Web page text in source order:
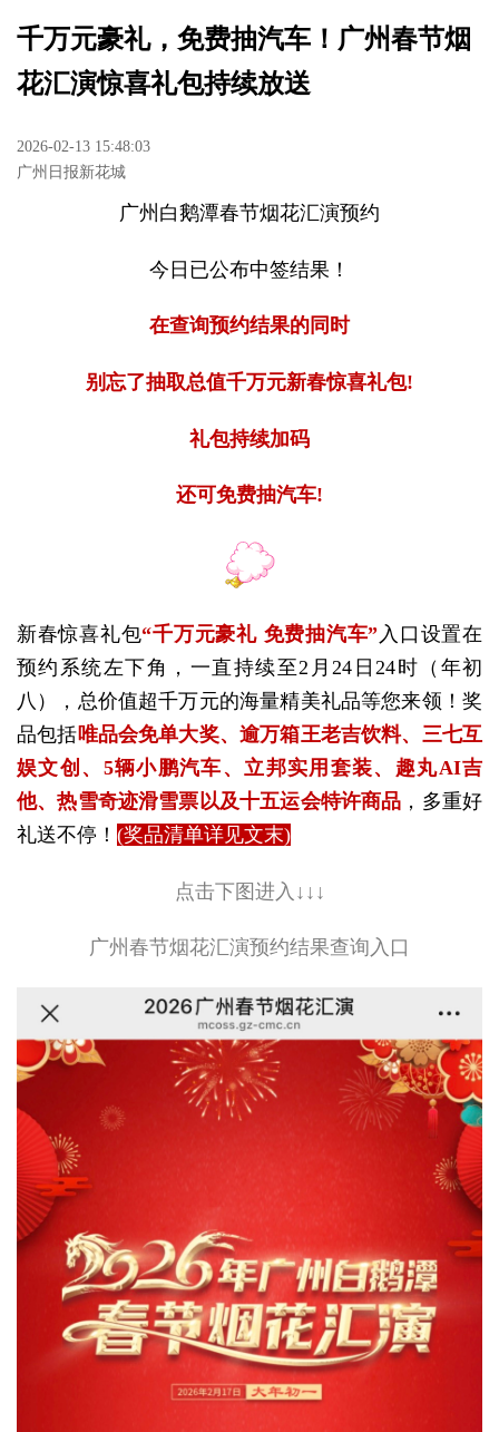
千万元豪礼，免费抽汽车！广州春节烟
花汇演惊喜礼包持续放送
2026-02-13 15:48:03
广州日报新花城
广州白鹅潭春节烟花汇演预约
今日已公布中签结果！
在查询预约结果的同时
别忘了抽取总值千万元新春惊喜礼包!
礼包持续加码
还可免费抽汽车!
新春惊喜礼包“千万元豪礼 免费抽汽车” 入口设置在
预约系统左下角，一直持续至2月24日24时（年初
八），总价值超千万元的海量精美礼品等您来领 ！奖
品包括唯品会免单大奖、逾万箱王老吉饮料、三七互
娱文创、5辆小鹏汽车、立邦实用套装、趣丸AI吉
他、热雪奇迹滑雪票以及十五运会特许商品 ，多重好
礼送不停 ！ (奖品清单详见文末)
点击下图进入↓↓↓
广州春节烟花汇演预约结果查询入口